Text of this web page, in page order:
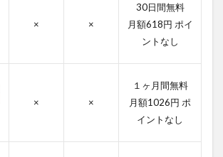
× ×
30日間無料
月額618円 ポイ
ントなし
× ×
１ヶ月間無料
月額1026円 ポ
イントなし